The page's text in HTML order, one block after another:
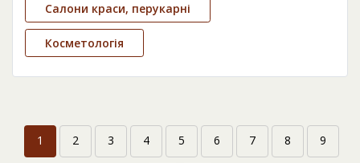
Салони краси, перукарні
Косметологія
1 2 3 4 5 6 7 8 9